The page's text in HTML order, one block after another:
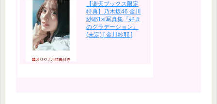
【楽天ブックス限定
特典】乃木坂46 金川
紗耶1st写真集『好き
のグラデーション』
(未定) [ 金川紗耶 ]